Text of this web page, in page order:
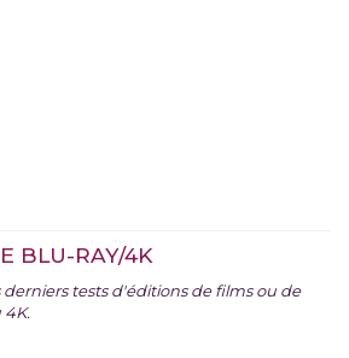
BLU-RAY/4K
derniers tests d'éditions de films ou de
4K.